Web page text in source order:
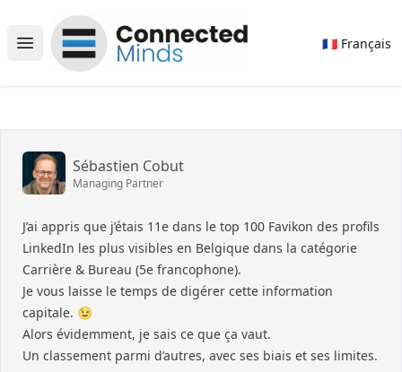
Open main menu
Connected Minds
🇫🇷 Français
Sébastien Cobut
Managing Partner
J’ai appris que j’étais 11e dans le top 100 Favikon des profils
LinkedIn les plus visibles en Belgique dans la catégorie
Carrière & Bureau (5e francophone).
Je vous laisse le temps de digérer cette information
capitale. 😉
Alors évidemment, je sais ce que ça vaut.
Un classement parmi d’autres, avec ses biais et ses limites.